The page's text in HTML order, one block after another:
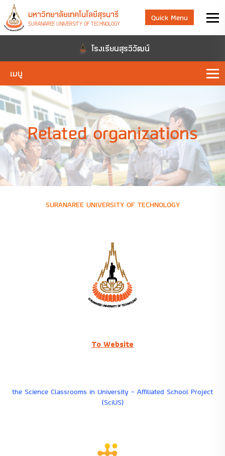
มหาวิทยาลัยเทคโนโลยีสุรนารี
SURANAREE UNIVERSITY OF TECHNOLOGY
Quick Menu
โรงเรียนสุรวิวัฒน์
เมนู
Related organizations
SURANAREE UNIVERSITY OF TECHNOLOGY
To Website
the Science Classrooms in University – Affiliated School Project
(SciUS)